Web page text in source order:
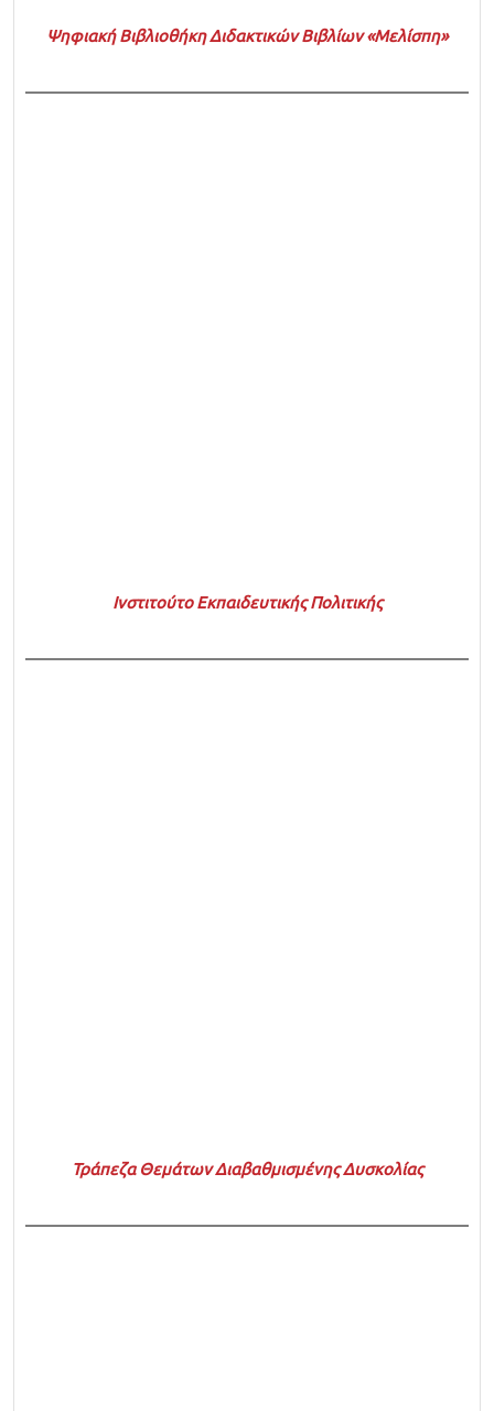
Ψηφιακή Βιβλιοθήκη Διδακτικών Βιβλίων «Μελίσπη»
Ινστιτούτο Εκπαιδευτικής Πολιτικής
Τράπεζα Θεμάτων Διαβαθμισμένης Δυσκολίας